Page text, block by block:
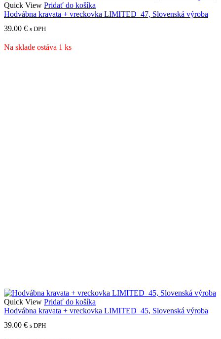
Quick View Pridať do košíka
Hodvábna kravata + vreckovka LIMITED_47, Slovenská výroba
39.00 € s DPH
Na sklade ostáva 1 ks
Quick View Pridať do košíka
Hodvábna kravata + vreckovka LIMITED_45, Slovenská výroba
39.00 € s DPH